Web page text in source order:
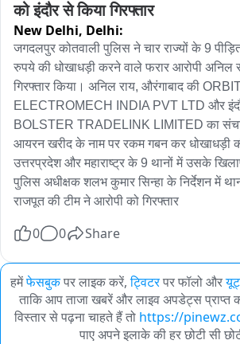
को इंदौर से किया गिरफ्तार
New Delhi, Delhi:
जगदलपुर कोतवाली पुलिस ने चार राज्यों के 9
रुपये की धोखाधड़ी करने वाले फरार आरोपी अनिल
गिरफ्तार किया। अनिल राय, औरंगाबाद की
ELECTROMECH INDIA PVT LTD और
BOLSTER TRADELINK LIMITED का
आयरन खरीद के नाम पर रकम गबन कर धोखाधड़ी
उत्तरप्रदेश और महाराष्ट्र के 9 थानों में उसके
पुलिस अधीक्षक शलभ कुमार सिन्हा के निर्देशन में
राजपूत की टीम ने आरोपी को गिरफ्तार
0 0 Share
हमेंफेसबुकपर लाइक करें, ट्विटरपर फॉलो और
ताकि आप ताजा खबरें और लाइव अपडेट्स
विस्तार से पढ़ना चाहते हैं तो https://
पाए अपने इलाके की हर छोटी सी